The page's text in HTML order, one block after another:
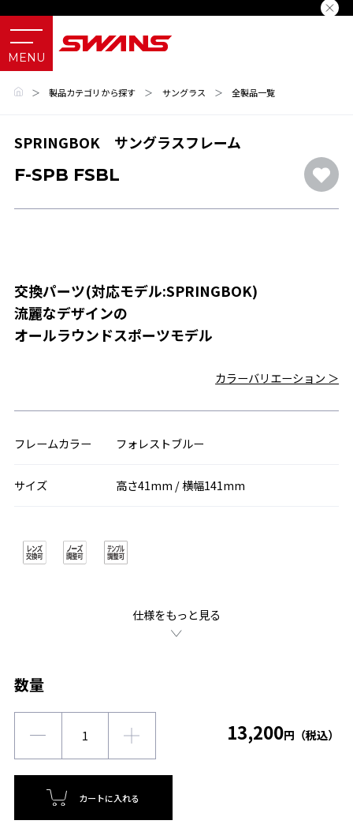
＞ 製品カテゴリから探す ＞ サングラス ＞ 全製品一覧
SPRINGBOK サングラスフレーム
F-SPB FSBL
交換パーツ(対応モデル:SPRINGBOK)
流麗なデザインの
オールラウンドスポーツモデル
カラーバリエーション ＞
フレームカラー フォレストブルー
サイズ 高さ41mm / 横幅141mm
仕様をもっと見る
数量
13,200円（税込）
カートに入れる